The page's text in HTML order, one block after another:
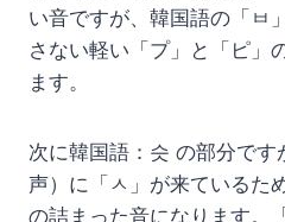
い音ですが、韓国語の「ㅂ
さない軽い「プ」と「ピ」
ます。
次に韓国語：슷 の部分で
声）に「ㅅ」が来ているた
の詰まった音になります。